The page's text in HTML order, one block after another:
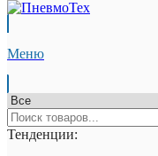
Меню
Тенденции: